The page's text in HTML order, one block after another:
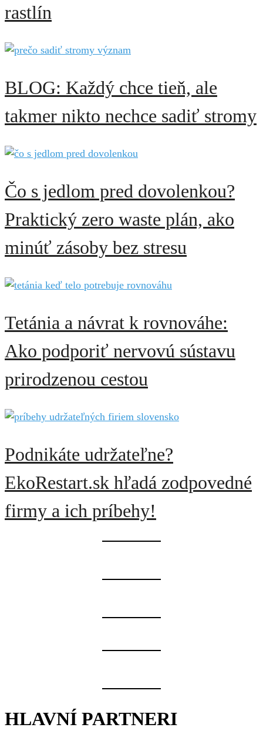
rastlín
BLOG: Každý chce tieň, ale
takmer nikto nechce sadiť stromy
Čo s jedlom pred dovolenkou?
Praktický zero waste plán, ako
minúť zásoby bez stresu
Tetánia a návrat k rovnováhe:
Ako podporiť nervovú sústavu
prirodzenou cestou
Podnikáte udržateľne?
EkoRestart.sk hľadá zodpovedné
firmy a ich príbehy!
HLAVNÍ PARTNERI